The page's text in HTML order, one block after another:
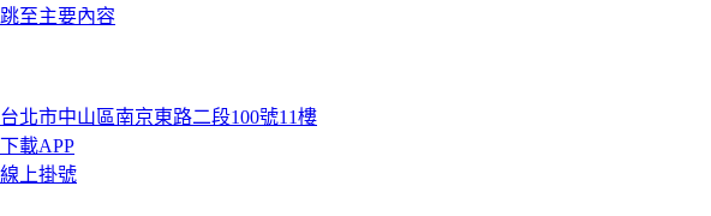
跳至主要內容
台北市中山區南京東路二段100號11樓
下載APP
線上掛號